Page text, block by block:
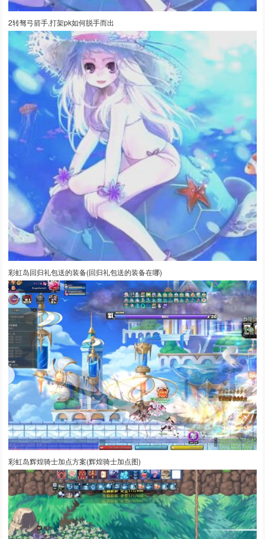
2转驽弓箭手,打架pk如何脱手而出
彩虹岛回归礼包送的装备(回归礼包送的装备在哪)
彩虹岛辉煌骑士加点方案(辉煌骑士加点图)